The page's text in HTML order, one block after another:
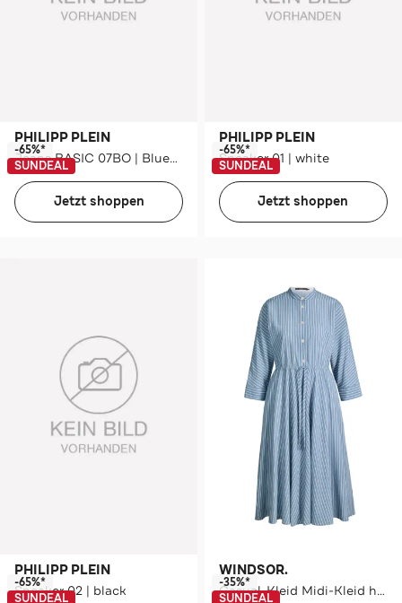
PHILIPP PLEIN
Jeans BASIC 07BO | BlueOcean Flared
-65%*
SUNDEAL
Jetzt shoppen
PHILIPP PLEIN
Sneaker 01 | white
-65%*
SUNDEAL
Jetzt shoppen
PHILIPP PLEIN
Sneaker 02 | black
-65%*
SUNDEAL
WINDSOR.
Casual-Kleid Midi-Kleid hellblau-ecru
-35%*
SUNDEAL